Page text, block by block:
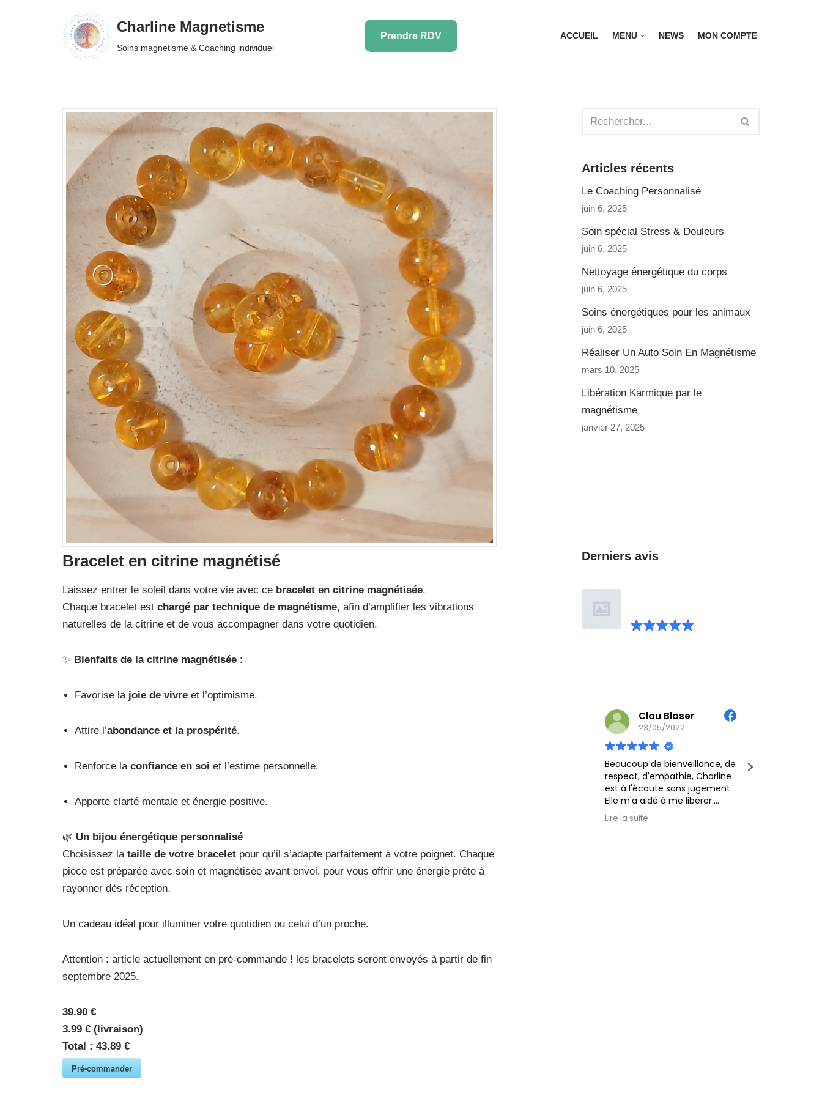
Charline Magnetisme
Soins magnétisme & Coaching individuel
Prendre RDV ACCUEIL MENU NEWS MON COMPTE
Bracelet en citrine magnétisé
Laissez entrer le soleil dans votre vie avec ce bracelet en citrine magnétisée.
Chaque bracelet est chargé par technique de magnétisme, afin d’amplifier les vibrations
naturelles de la citrine et de vous accompagner dans votre quotidien.
✨ Bienfaits de la citrine magnétisée :
Favorise la joie de vivre et l’optimisme.
Attire l’abondance et la prospérité.
Renforce la confiance en soi et l’estime personnelle.
Apporte clarté mentale et énergie positive.
🌿 Un bijou énergétique personnalisé
Choisissez la taille de votre bracelet pour qu’il s’adapte parfaitement à votre poignet. Chaque
pièce est préparée avec soin et magnétisée avant envoi, pour vous offrir une énergie prête à
rayonner dès réception.
Un cadeau idéal pour illuminer votre quotidien ou celui d’un proche.
Attention : article actuellement en pré-commande ! les bracelets seront envoyés à partir de fin
septembre 2025.
39.90 €
3.99 € (livraison)
Total : 43.89 €
Pré-commander
Articles récents
Le Coaching Personnalisé
juin 6, 2025
Soin spécial Stress & Douleurs
juin 6, 2025
Nettoyage énergétique du corps
juin 6, 2025
Soins énergétiques pour les animaux
juin 6, 2025
Réaliser Un Auto Soin En Magnétisme
mars 10, 2025
Libération Karmique par le
magnétisme
janvier 27, 2025
Derniers avis
Clau Blaser
23/05/2022
Beaucoup de bienveillance, de
respect, d'empathie, Charline
est à l'écoute sans jugement.
Elle m'a aidé à me libérer.
un grand merci 💚🙏
Lire la suite